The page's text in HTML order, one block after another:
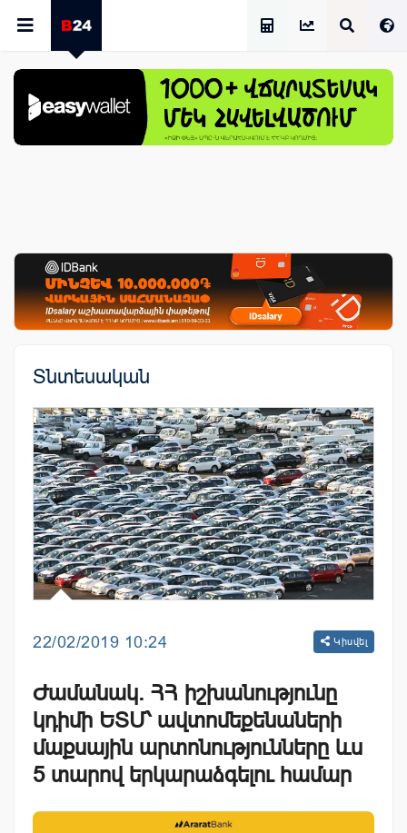
Տնտեսական
22/02/2019 10:24 Կիսվել
Ժամանակ. ՀՀ իշխանությունը
կդիմի ԵՏՄ՝ ավտոմեքենաների
մաքսային արտոնությունները ևս
5 տարով երկարաձգելու համար